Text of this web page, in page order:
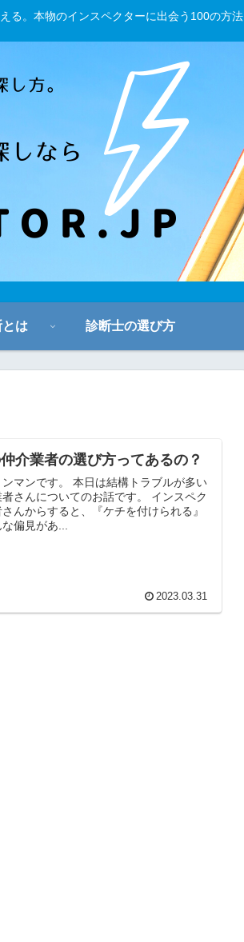
る。本物のインスペクターに出会う100の方法
は 診断士の選び方
介業者の選び方ってあるの？
マンです。 本日は結構トラブルが多い
さんについてのお話です。 インスペク
んからすると、『ケチを付けられる』
偏見があ...
2023.03.31